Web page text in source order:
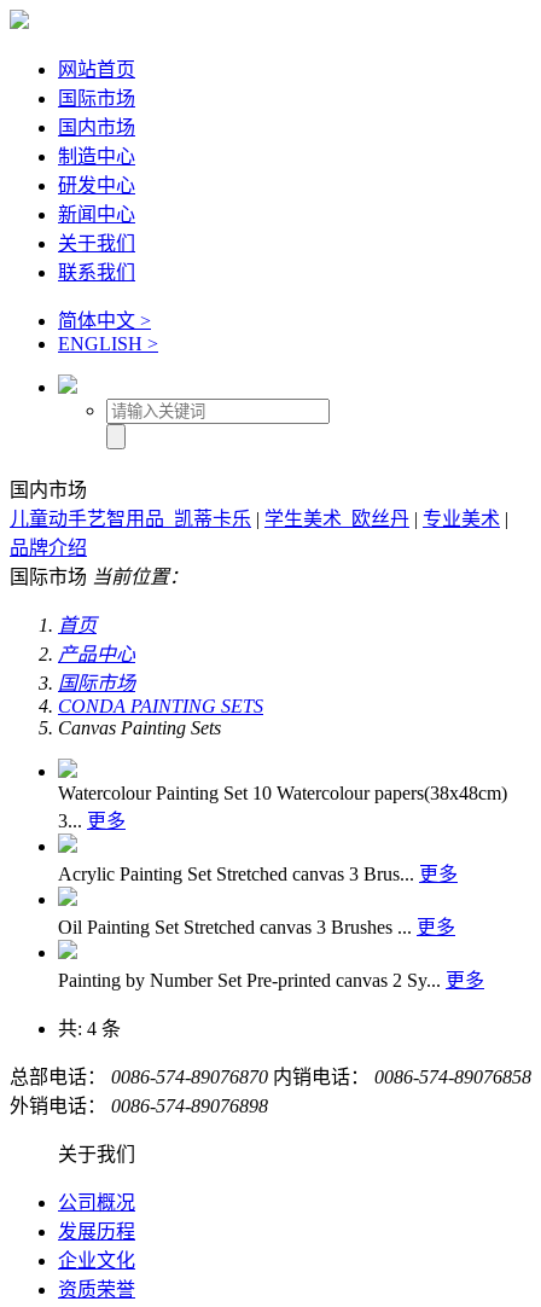
网站首页
国际市场
国内市场
制造中心
研发中心
新闻中心
关于我们
联系我们
简体中文 >
ENGLISH >
国内市场
儿童动手艺智用品_凯蒂卡乐 | 学生美术_欧丝丹 | 专业美术 |
品牌介绍
国际市场 当前位置：
首页
产品中心
国际市场
CONDA PAINTING SETS
Canvas Painting Sets
Watercolour Painting Set 10 Watercolour papers(38x48cm)
3... 更多
Acrylic Painting Set Stretched canvas 3 Brus... 更多
Oil Painting Set Stretched canvas 3 Brushes ... 更多
Painting by Number Set Pre-printed canvas 2 Sy... 更多
共: 4 条
总部电话： 0086-574-89076870 内销电话：
0086-574-89076858
外销电话：
0086-574-89076898
关于我们
公司概况
发展历程
企业文化
资质荣誉